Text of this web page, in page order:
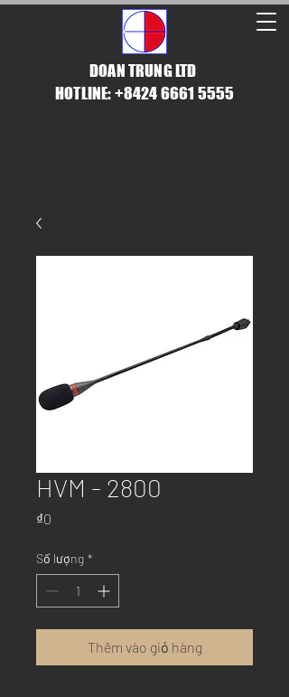
DOAN TRUNG LTD
HOTLINE: +8424 6661 5555
HVM - 2800
₫0
Số lượng *
Thêm vào giỏ hàng